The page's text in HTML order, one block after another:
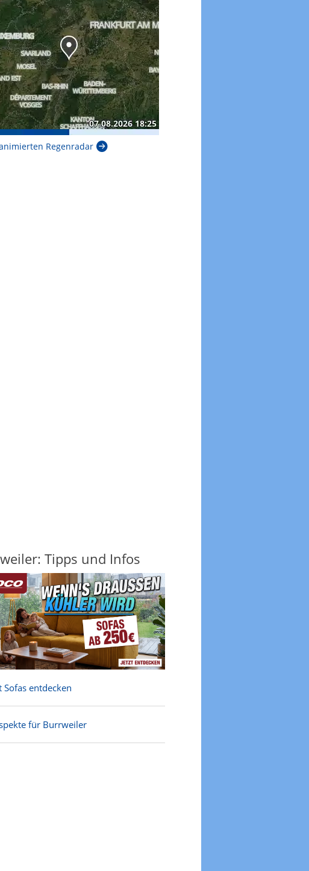
Regenradar
Tipps und Infos
Sofas entdecken
für Burrweiler